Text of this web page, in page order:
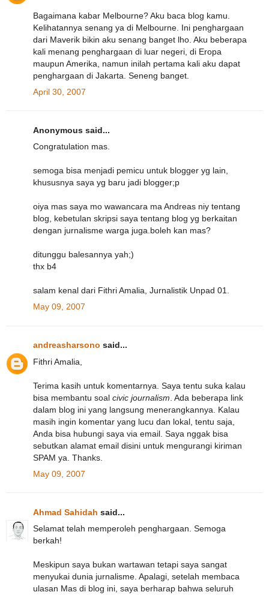
Bagaimana kabar Melbourne? Aku baca blog kamu.
Kelihatannya senang ya di Melbourne. Ini penghargaan
dari Maverik bikin aku senang banget lho. Aku beberapa
kali menang penghargaan di luar negeri, di Eropa
maupun Amerika, namun inilah pertama kali aku dapat
penghargaan di Jakarta. Seneng banget.
April 30, 2007
Anonymous said...
Congratulation mas.
semoga bisa menjadi pemicu untuk blogger yg lain,
khususnya saya yg baru jadi blogger;p
oiya mas saya mo wawancara ma Andreas niy tentang
blog, kebetulan skripsi saya tentang blog yg berkaitan
dengan jurnalisme warga juga.boleh kan mas?
ditunggu balesannya yah;)
thx b4
salam kenal dari Fithri Amalia, Jurnalistik Unpad 01.
May 09, 2007
andreasharsono said...
Fithri Amalia,
Terima kasih untuk komentarnya. Saya tentu suka kalau
bisa membantu soal civic journalism . Ada beberapa link
dalam blog ini yang langsung menerangkannya. Kalau
masih ingin komentar yang lucu dan lokal, tentu saja,
Anda bisa hubungi saya via email. Saya nggak bisa
sebutkan alamat email disini untuk mengurangi kiriman
SPAM ya. Thanks.
May 09, 2007
Ahmad Sahidah said...
Selamat telah memperoleh penghargaan. Semoga
berkah!
Meskipun saya bukan wartawan tetapi saya sangat
menyukai dunia jurnalisme. Apalagi, setelah membaca
ulasan Mas di blog ini, saya berharap bahwa seluruh